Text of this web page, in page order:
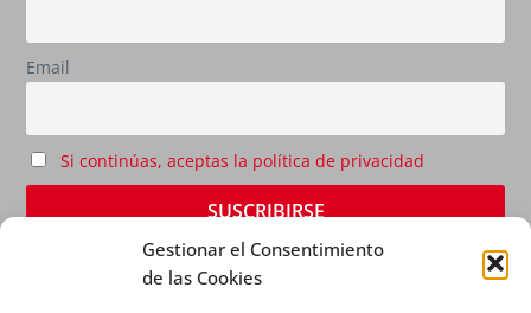
Gestionar el Consentimiento
de las Cookies
Email
Si continúas, aceptas la política de privacidad